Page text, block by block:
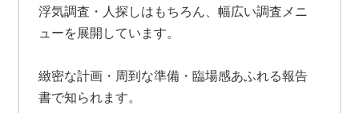
浮気調査・人探しはもちろん、幅広い調査メニ
ューを展開しています。
緻密な計画・周到な準備・臨場感あふれる報告
書で知られます。